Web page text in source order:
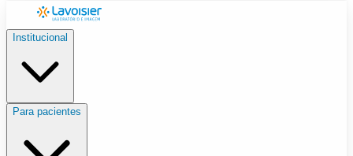
Institucional
Para pacientes